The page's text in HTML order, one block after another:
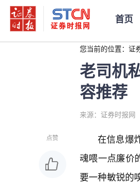
首页
您当前的位置： 证
老司机
容推荐
来源：证券时报网
点赞
在信息爆
魂喂一点廉价
要一种敏锐的